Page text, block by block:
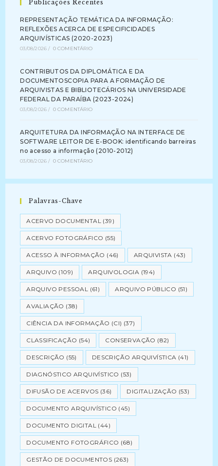
Publicações Recentes
REPRESENTAÇÃO TEMÁTICA DA INFORMAÇÃO:
REFLEXÕES ACERCA DE ESPECIFICIDADES
ARQUIVÍSTICAS (2020-2023)
03/08/2026 / 0 COMENTÁRIO
CONTRIBUTOS DA DIPLOMÁTICA E DA
DOCUMENTOSCOPIA PARA A FORMAÇÃO DE
ARQUIVISTAS E BIBLIOTECÁRIOS NA UNIVERSIDADE
FEDERAL DA PARAÍBA (2023-2024)
03/08/2026 / 0 COMENTÁRIO
ARQUITETURA DA INFORMAÇÃO NA INTERFACE DE
SOFTWARE LEITOR DE E-BOOK: identificando barreiras
no acesso a informação (2010-2012)
03/08/2026 / 0 COMENTÁRIO
Palavras-Chave
ACERVO DOCUMENTAL (39)
ACERVO FOTOGRÁFICO (55)
ACESSO À INFORMAÇÃO (46) ARQUIVISTA (43)
ARQUIVO (109) ARQUIVOLOGIA (194)
ARQUIVO PESSOAL (61) ARQUIVO PÚBLICO (51)
AVALIAÇÃO (38)
CIÊNCIA DA INFORMAÇÃO (CI) (37)
CLASSIFICAÇÃO (54) CONSERVAÇÃO (82)
DESCRIÇÃO (55) DESCRIÇÃO ARQUIVÍSTICA (41)
DIAGNÓSTICO ARQUIVÍSTICO (53)
DIFUSÃO DE ACERVOS (36) DIGITALIZAÇÃO (53)
DOCUMENTO ARQUIVÍSTICO (45)
DOCUMENTO DIGITAL (44)
DOCUMENTO FOTOGRÁFICO (68)
GESTÃO DE DOCUMENTOS (263)